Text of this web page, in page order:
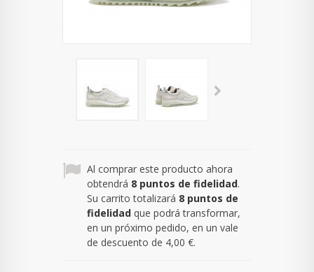
Al comprar este producto ahora
obtendrá 8 puntos de fidelidad.
Su carrito totalizará 8 puntos de
fidelidad que podrá transformar,
en un próximo pedido, en un vale
de descuento de 4,00 €.